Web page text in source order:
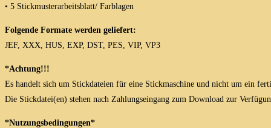
• 5 Stickmusterarbeitsblatt/ Farblagen
Folgende Formate werden geliefert:
JEF, XXX, HUS, EXP, DST, PES, VIP, VP3
*Achtung!!!
Es handelt sich um Stickdateien für eine Stickmaschine und nicht um ein
Die Stickdatei(en) stehen nach Zahlungseingang zum Download zur
*Nutzungsbedingungen*